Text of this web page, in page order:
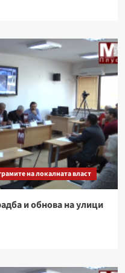
на локалната власт
и обнова на улици